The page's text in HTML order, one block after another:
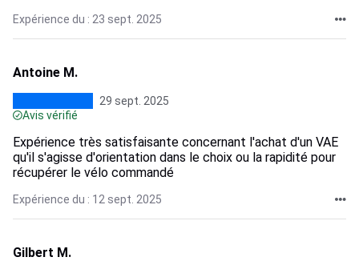
Expérience du : 23 sept. 2025
Antoine M.
29 sept. 2025
Avis vérifié
Expérience très satisfaisante concernant l'achat d'un VAE
qu'il s'agisse d'orientation dans le choix ou la rapidité pour
récupérer le vélo commandé
Expérience du : 12 sept. 2025
Gilbert M.